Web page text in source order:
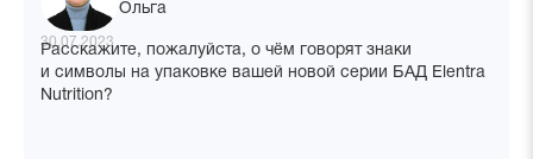
Ольга
30.07.2023
Расскажите, пожалуйста, о чём говорят знаки
и символы на упаковке вашей новой серии БАД Elentra
Nutrition?